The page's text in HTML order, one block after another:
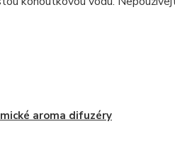
aroma difuzéry